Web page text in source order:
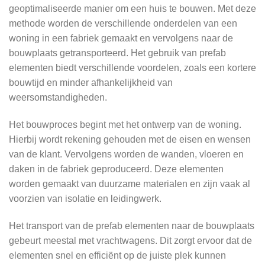
geoptimaliseerde manier om een huis te bouwen. Met deze
methode worden de verschillende onderdelen van een
woning in een fabriek gemaakt en vervolgens naar de
bouwplaats getransporteerd. Het gebruik van prefab
elementen biedt verschillende voordelen, zoals een kortere
bouwtijd en minder afhankelijkheid van
weersomstandigheden.
Het bouwproces begint met het ontwerp van de woning.
Hierbij wordt rekening gehouden met de eisen en wensen
van de klant. Vervolgens worden de wanden, vloeren en
daken in de fabriek geproduceerd. Deze elementen
worden gemaakt van duurzame materialen en zijn vaak al
voorzien van isolatie en leidingwerk.
Het transport van de prefab elementen naar de bouwplaats
gebeurt meestal met vrachtwagens. Dit zorgt ervoor dat de
elementen snel en efficiënt op de juiste plek kunnen